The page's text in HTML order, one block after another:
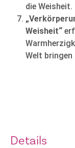
die Weisheit.
Weisheit“
Welt bringen
Details